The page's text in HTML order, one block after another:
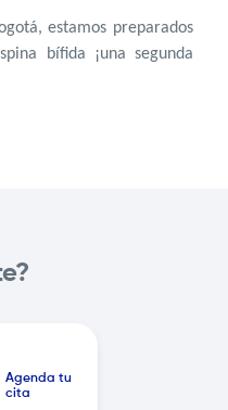
, estamos preparados
bífida
¡una segunda
Agenda tu
cita